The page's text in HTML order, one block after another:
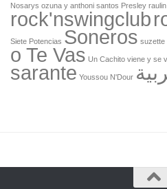
Nosarys ozuna y anthoni santos Presley
rock'nswingclub
Siete Potencias Soneros suzette
o Te Vas Un Cachito viene y se
sarante Youssou N'Dour